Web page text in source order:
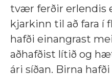
tvær ferðir erlendis
kjarkinn til að fara í
hafði einangrast
aðhafðist lítið og
ári síðan. Birna